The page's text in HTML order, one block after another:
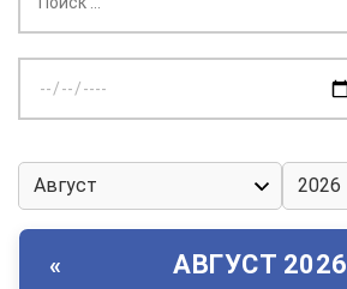
дату:
« АВГУСТ 2026